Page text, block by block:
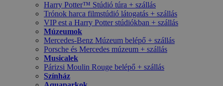
Harry Potter™ Stúdió túra + szállás
Trónok harca filmstúdió látogatás + szállás
VIP est a Harry Potter stúdiókban + szállás
Múzeumok
Mercedes-Benz Múzeum belépő + szállás
Porsche és Mercedes múzeum + szállás
Musicalek
Párizsi Moulin Rouge belépő + szállás
Színház